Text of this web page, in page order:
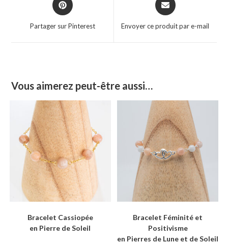
Partager sur Pinterest Envoyer ce produit par e-mail
Vous aimerez peut-être aussi…
Bracelet Cassiopée
en Pierre de Soleil
Bracelet Féminité et
Positivisme
en Pierres de Lune et de Soleil